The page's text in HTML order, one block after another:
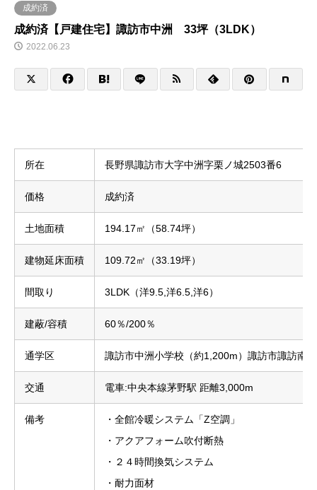
成約済
成約済【戸建住宅】諏訪市中洲 33坪（3LDK）
2022.06.23
所在 長野県諏訪市大字中洲字栗ノ城2503番6
価格 成約済
土地面積 194.17㎡（58.74坪）
建物延床面積 109.72㎡（33.19坪）
間取り 3LDK（洋9.5,洋6.5,洋6）
建蔽/容積 60％/200％
通学区 諏訪市中洲小学校（約1,200m）諏訪市諏訪南
交通 電車:中央本線茅野駅 距離3,000m
備考
・全館冷暖システム「Z空調」
・アクアフォーム吹付断熱
・２４時間換気システム
・耐力面材